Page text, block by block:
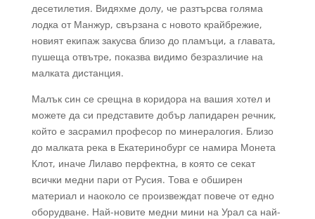
десетилетия. Видяхме долу, че разтърсва голяма
лодка от Манжур, свързана с новото крайбрежие,
новият екипаж закусва близо до пламъци, а главата,
пушеща отвътре, показва видимо безразличие на
малката дистанция.
Малък син се срещна в коридора на вашия хотел и
можете да си представите добър лапидарен речник,
който е засрамил професор по минералогия. Близо
до малката река в Екатеринобург се намира Монета
Клот, иначе Лилаво перфектна, в която се секат
всички медни пари от Русия. Това е обширен
материал и наоколо се произвеждат повече от едно
оборудване. Най-новите медни мини на Урал са най-